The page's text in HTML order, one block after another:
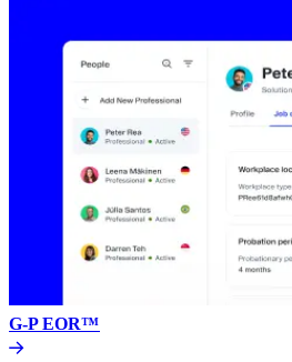
G-P EOR™​​